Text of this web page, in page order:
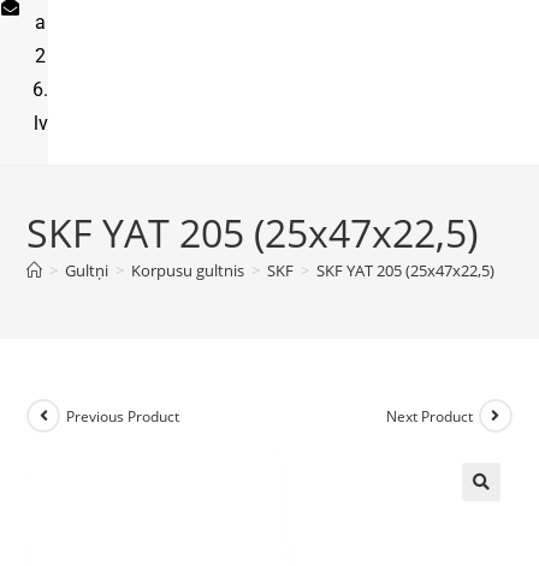
a
2
6.
lv
SKF YAT 205 (25x47x22,5)
> Gultņi > Korpusu gultnis > SKF > SKF YAT 205 (25x47x22,5)
Previous Product Next Product